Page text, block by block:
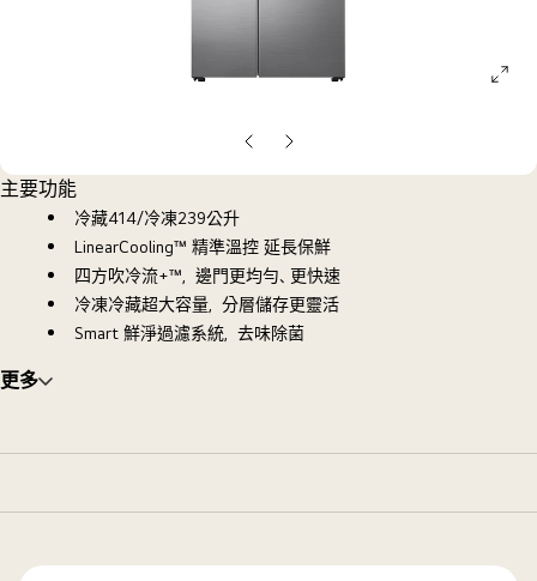
上
一
下
一
主要功能
冷藏414/冷凍239公升
LinearCooling™ 精準溫控 延長保鮮
四方吹冷流+™，邊門更均勻、更快速
冷凍冷藏超大容量，分層儲存更靈活
Smart 鮮淨過濾系統，去味除菌
更多